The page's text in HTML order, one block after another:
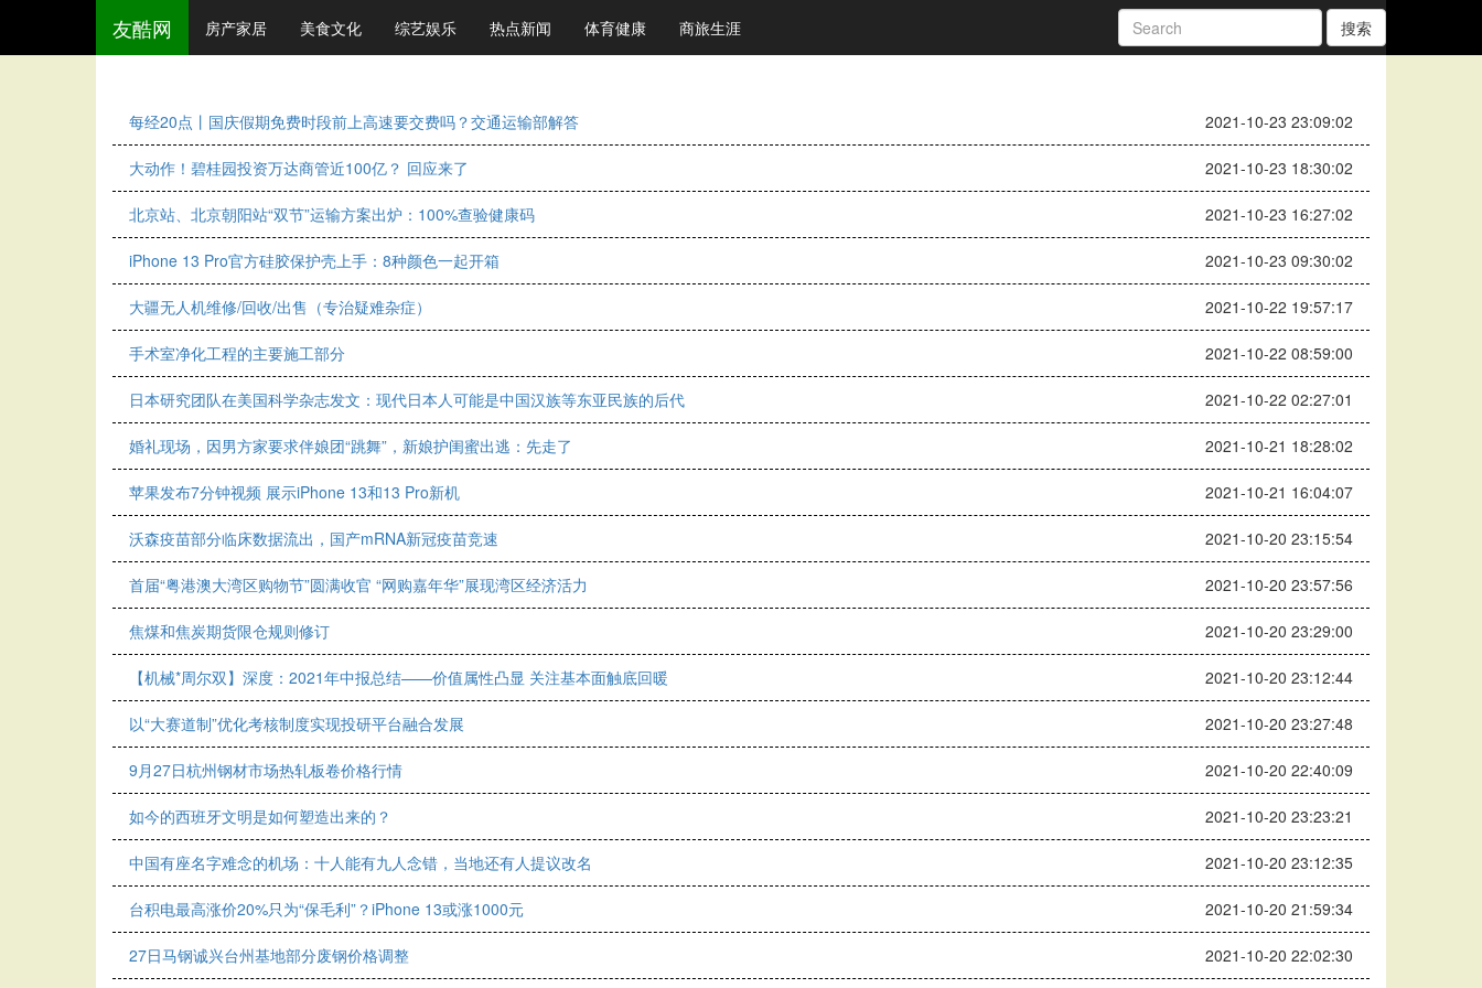
友酷网 房产家居 美食文化 综艺娱乐 热点新闻 体育健康 商旅生涯 搜索
每经20点丨国庆假期免费时段前上高速要交费吗？交通运输部解答 2021-10-23 23:09:02
大动作！碧桂园投资万达商管近100亿？ 回应来了 2021-10-23 18:30:02
北京站、北京朝阳站“双节”运输方案出炉：100%查验健康码 2021-10-23 16:27:02
iPhone 13 Pro官方硅胶保护壳上手：8种颜色一起开箱 2021-10-23 09:30:02
大疆无人机维修/回收/出售（专治疑难杂症） 2021-10-22 19:57:17
手术室净化工程的主要施工部分 2021-10-22 08:59:00
日本研究团队在美国科学杂志发文：现代日本人可能是中国汉族等东亚民族的后代 2021-10-22 02:27:01
婚礼现场，因男方家要求伴娘团“跳舞”，新娘护闺蜜出逃：先走了 2021-10-21 18:28:02
苹果发布7分钟视频 展示iPhone 13和13 Pro新机 2021-10-21 16:04:07
沃森疫苗部分临床数据流出，国产mRNA新冠疫苗竞速 2021-10-20 23:15:54
首届“粤港澳大湾区购物节”圆满收官 “网购嘉年华”展现湾区经济活力 2021-10-20 23:57:56
焦煤和焦炭期货限仓规则修订 2021-10-20 23:29:00
【机械*周尔双】深度：2021年中报总结——价值属性凸显 关注基本面触底回暖 2021-10-20 23:12:44
以“大赛道制”优化考核制度实现投研平台融合发展 2021-10-20 23:27:48
9月27日杭州钢材市场热轧板卷价格行情 2021-10-20 22:40:09
如今的西班牙文明是如何塑造出来的？ 2021-10-20 23:23:21
中国有座名字难念的机场：十人能有九人念错，当地还有人提议改名 2021-10-20 23:12:35
台积电最高涨价20%只为“保毛利”？iPhone 13或涨1000元 2021-10-20 21:59:34
27日马钢诚兴台州基地部分废钢价格调整 2021-10-20 22:02:30